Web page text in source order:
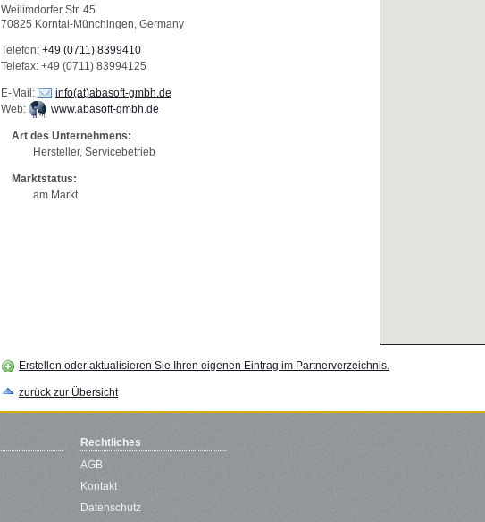
Weilimdorfer Str. 45
70825 Korntal-Münchingen, Germany
Telefon: +49 (0711) 8399410
Telefax: +49 (0711) 83994125
E-Mail:
info(at)abasoft-gmbh.de
Web:
www.abasoft-gmbh.de
Art des Unternehmens:
Hersteller, Servicebetrieb
Marktstatus:
am Markt
Erstellen oder aktualisieren Sie Ihren eigenen Eintrag im Partnerverzeichnis.
zurück zur Übersicht
Rechtliches
AGB
Kontakt
Datenschutz